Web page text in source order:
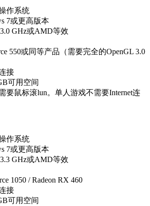
作系统
7或更高版本
GHz或AMD等效
550或同等产品（需要完全的OpenGL 3.0
接
可用空间
要鼠标滚lun。单人游戏不需要Internet连
作系统
7或更高版本
GHz或AMD等效
1050 / Radeon RX 460
接
可用空间